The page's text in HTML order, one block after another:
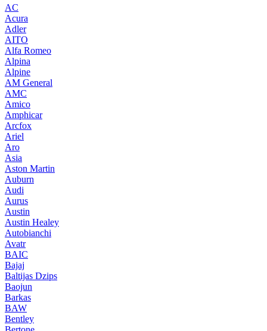
AC
Acura
Adler
AITO
Alfa Romeo
Alpina
Alpine
AM General
AMC
Amico
Amphicar
Arcfox
Ariel
Aro
Asia
Aston Martin
Auburn
Audi
Aurus
Austin
Austin Healey
Autobianchi
Avatr
BAIC
Bajaj
Baltijas Dzips
Baojun
Barkas
BAW
Bentley